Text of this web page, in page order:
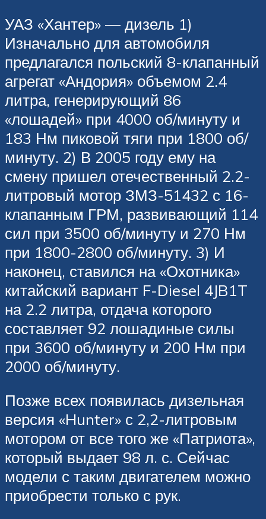
УАЗ «Хантер» — дизель 1)
Изначально для автомобиля
предлагался польский 8-клапанный
агрегат «Андория» объемом 2.4
литра, генерирующий 86
«лошадей» при 4000 об/минуту и
183 Нм пиковой тяги при 1800 об/
минуту. 2) В 2005 году ему на
смену пришел отечественный 2.2-
литровый мотор ЗМЗ-51432 с 16-
клапанным ГРМ, развивающий 114
сил при 3500 об/минуту и 270 Нм
при 1800-2800 об/минуту. 3) И
наконец, ставился на «Охотника»
китайский вариант F-Diesel 4JB1T
на 2.2 литра, отдача которого
составляет 92 лошадиные силы
при 3600 об/минуту и 200 Нм при
2000 об/минуту.
Позже всех появилась дизельная
версия «Hunter» с 2,2-литровым
мотором от все того же «Патриота»,
который выдает 98 л. с. Сейчас
модели с таким двигателем можно
приобрести только с рук.